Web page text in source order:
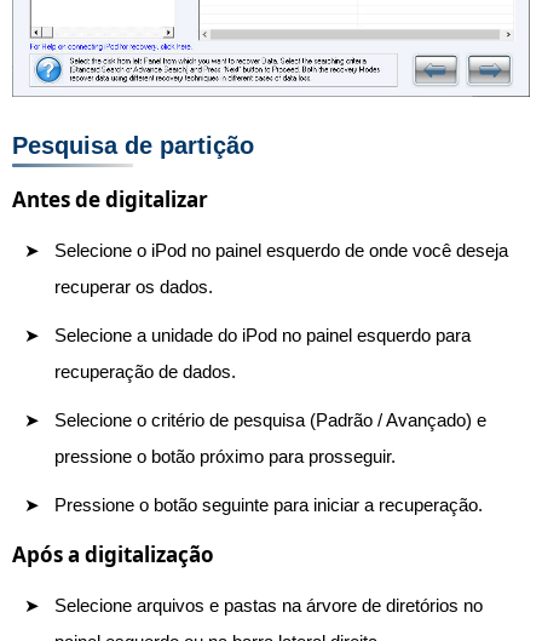
Pesquisa de partição
Antes de digitalizar
Selecione o iPod no painel esquerdo de onde você deseja
recuperar os dados.
Selecione a unidade do iPod no painel esquerdo para
recuperação de dados.
Selecione o critério de pesquisa (Padrão / Avançado) e
pressione o botão próximo para prosseguir.
Pressione o botão seguinte para iniciar a recuperação.
Após a digitalização
Selecione arquivos e pastas na árvore de diretórios no